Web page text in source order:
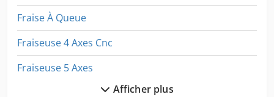
Fraise À Queue
Fraiseuse 4 Axes Cnc
Fraiseuse 5 Axes
Fraiseuse Cnc Avec Changeur D’outils
Afficher plus